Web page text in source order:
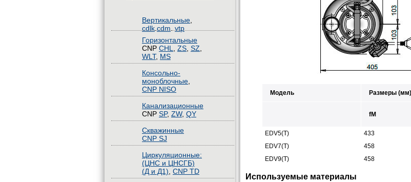
Вертикальные
cdlk cdm vtp
Горизонтальные
CNP CHL ZS SZ
WLT, MS
Консольно-
моноблочные
CNP NISO
Канализационные
CNP SP, ZW, QY
Скважинные
CNP SJ
Циркуляционные:
(ЦНС и ЦНСГБ)
(Д и Д1) CNP TD
Модель Размеры (мм)
fM
EDV5(T) 433
EDV7(T)
458
EDV9(T)
458
Используемые материалы